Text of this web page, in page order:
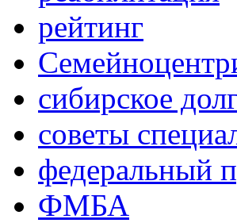
рейтинг
сибирское
советы
федеральный
ФМБА